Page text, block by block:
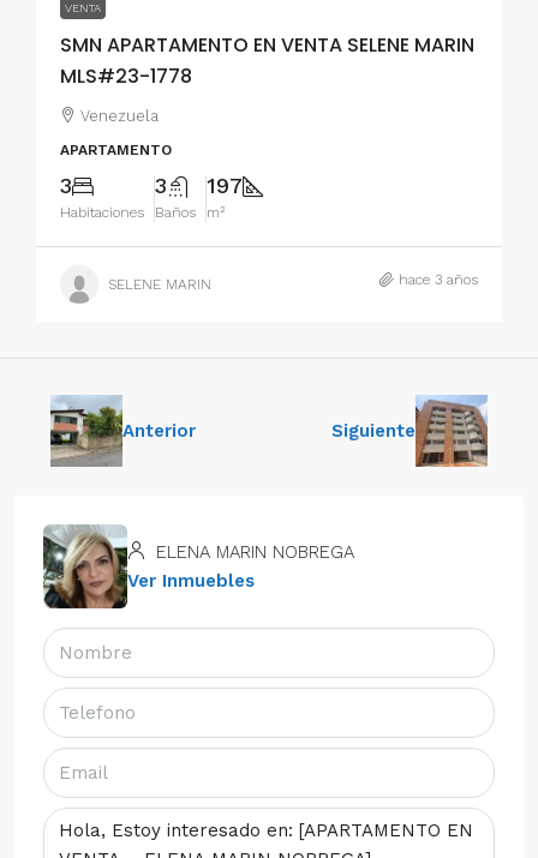
VENTA
SMN APARTAMENTO EN VENTA SELENE MARIN
MLS#23-1778
Venezuela
APARTAMENTO
3
Habitaciones
3
Baños
197
m²
SELENE MARIN hace 3 años
Anterior Siguiente
ELENA MARIN NOBREGA
Ver Inmuebles